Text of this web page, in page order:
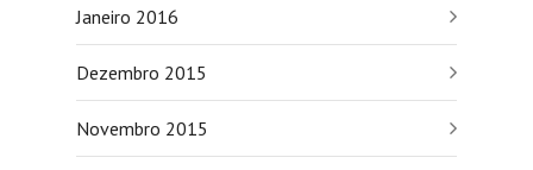
Janeiro 2016
Dezembro 2015
Novembro 2015